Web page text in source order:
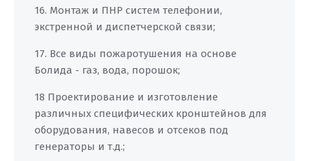
16. Монтаж и ПНР систем телефонии,
экстренной и диспетчерской связи;
17. Все виды пожаротушения на основе
Болида - газ, вода, порошок;
18 Проектирование и изготовление
различных специфических кронштейнов для
оборудования, навесов и отсеков под
генераторы и т.д.;